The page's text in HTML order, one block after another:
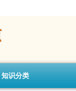
知识分类